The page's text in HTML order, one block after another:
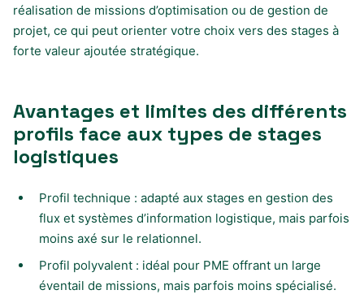
réalisation de missions d’optimisation ou de gestion de
projet, ce qui peut orienter votre choix vers des stages à
forte valeur ajoutée stratégique.
Avantages et limites des différents
profils face aux types de stages
logistiques
Profil technique : adapté aux stages en gestion des
flux et systèmes d’information logistique, mais parfois
moins axé sur le relationnel.
Profil polyvalent : idéal pour PME offrant un large
éventail de missions, mais parfois moins spécialisé.